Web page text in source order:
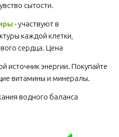
сытости.
- участвуют в
каждой клетки,
сердца. Цена
источник энергии. Покупайте
витамины и минералы.
водного баланса